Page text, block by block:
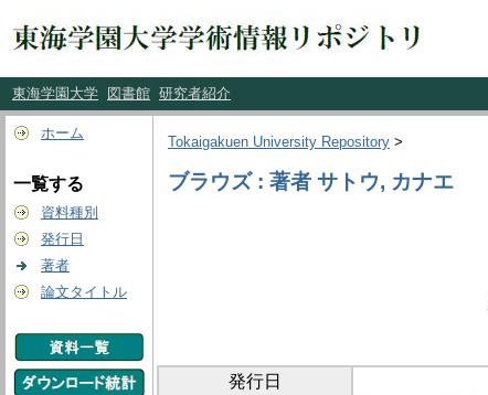
東海学園大学 図書館 研究者紹介
ホーム
一覧する
資料種別
発行日
著者
論文タイトル
Tokaigakuen University Repository >
ブラウズ : 著者 サトウ, カナエ
発行日